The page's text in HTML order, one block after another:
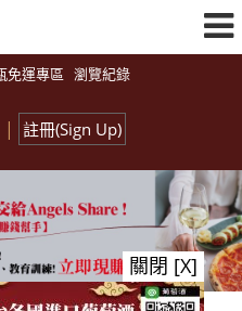
免運專區 瀏覽紀錄
| 註冊(Sign Up)
關閉 [X]